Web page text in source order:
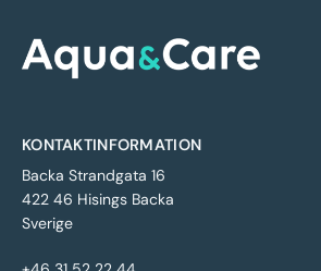
KONTAKTINFORMATION
Backa Strandgata 16
422 46 Hisings Backa
Sverige